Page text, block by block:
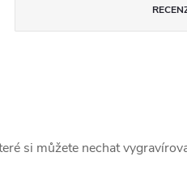
si můžete nechat